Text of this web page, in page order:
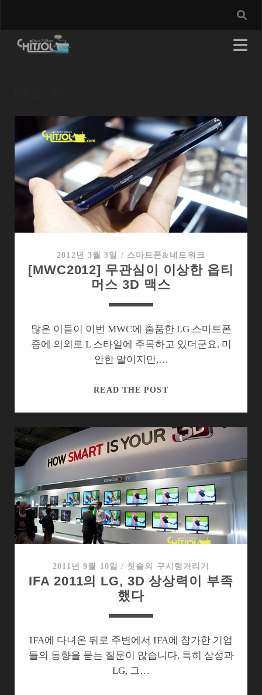
2012년 3월 3일 / 스마트폰&네트워크
[MWC2012] 무관심이 이상한 옵티
머스 3D 맥스
많은 이들이 이번 MWC에 출품한 LG 스마트폰
중에 의외로 L 스타일에 주목하고 있더군요. 미
안한 말이지만,…
READ THE POST[MWC2012]
심
이
상
한
옵
티
머
3D
맥
2011년 9월 10일 / 칫솔의 구시렁거리기
IFA 2011의 LG, 3D 상상력이 부족
했다
IFA에 다녀온 뒤로 주변에서 IFA에 참가한 기업
들의 동향을 묻는 질문이 많습니다. 특히 삼성과
LG, 그…